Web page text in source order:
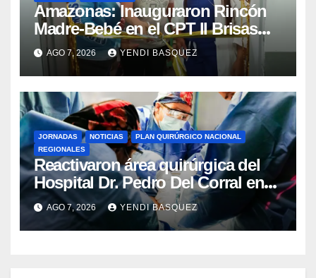
​Amazonas: Inauguraron Rincón
Madre-Bebé en el CPT II Brisas
del Aeropuerto ​Inauguraron
Rincón
AGO 7, 2026 YENDI BASQUEZ
JORNADAS NOTICIAS
PLAN QUIRÚRGICO NACIONAL
REGIONALES
Reactivaron área quirúrgica del
Hospital Dr. Pedro Del Corral en
Guárico
AGO 7, 2026 YENDI BASQUEZ